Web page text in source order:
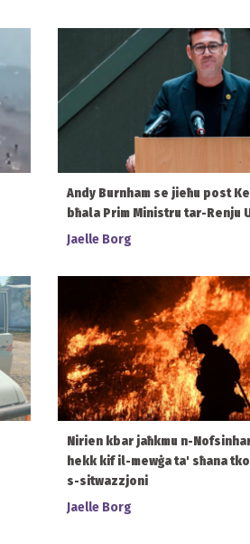
Andy Burnham se jieħu post
bħala Prim Ministru tar-Renju
Jaelle Borg
Nirien kbar jaħkmu n-
hekk kif il-mewġa ta' sħana
s-sitwazzjoni
Jaelle Borg